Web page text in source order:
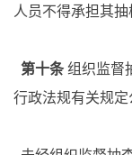
人员不得承担其抽
第十条 组织监督
行政法规有关规定